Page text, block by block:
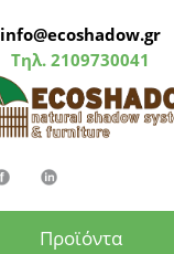
info@ecoshadow.gr
Τηλ. 2109730041
Προϊόντα